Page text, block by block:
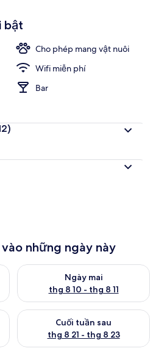
bật
Cho phép mang vật nuôi
Wifi miễn phí
Bar
những ngày này
từ thg 8 9 - thg 8 10
Ngày mai
thg 8 10 - thg 8 11
Kiểm tra lượng phòng ngày
này từ thg 8 14 - thg 8 16
Cuối tuần sau
thg 8 21 - thg 8 23
Kiểm tra lượng phòng cuối